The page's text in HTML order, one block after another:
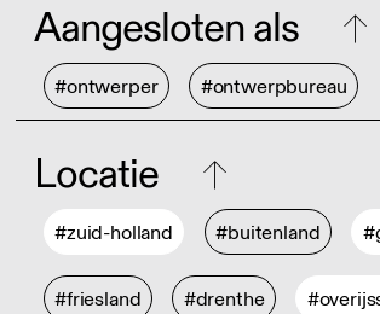
Aangesloten als
#ontwerper #ontwerpbureau
Locatie
#zuid-holland #buitenland
#friesland #drenthe